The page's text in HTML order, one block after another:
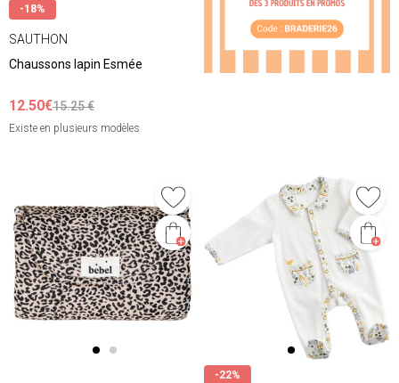
-18%
SAUTHON
Chaussons lapin Esmée
12.50€15.25 €
Existe en plusieurs modèles
-22%